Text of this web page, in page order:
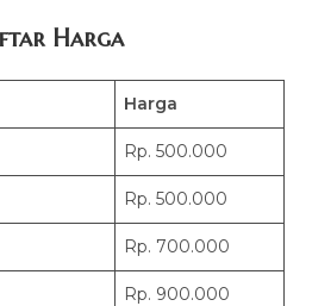
Harga
Harga
Rp. 500.000
Rp. 500.000
Rp. 700.000
Rp. 900.000